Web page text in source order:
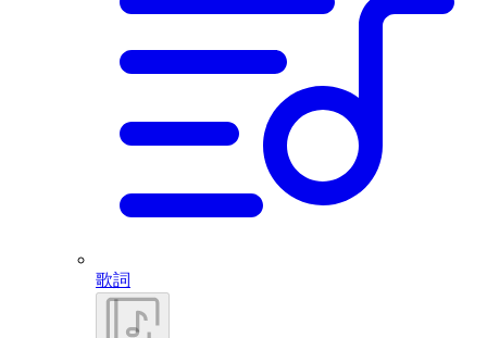
歌詞